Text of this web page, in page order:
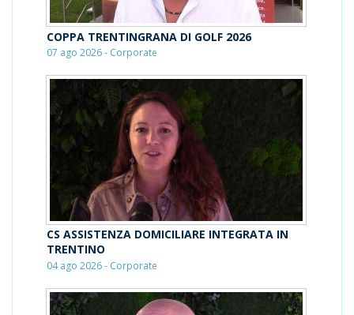
COPPA TRENTINGRANA DI GOLF 2026
07 ago 2026 - Corporate
CS ASSISTENZA DOMICILIARE INTEGRATA IN
TRENTINO
04 ago 2026 - Corporate